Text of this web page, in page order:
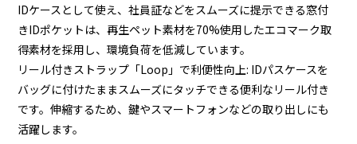
IDケースとして使え、社員証などをスムーズに提示できる窓付
きIDポケットは、再生ペット素材を70%使用したエコマーク取
得素材を採用し、環境負荷を低減しています。
リール付きストラップ「Loop」で利便性向上: IDパスケースを
バッグに付けたままスムーズにタッチできる便利なリール付き
です。伸縮するため、鍵やスマートフォンなどの取り出しにも
活躍します。